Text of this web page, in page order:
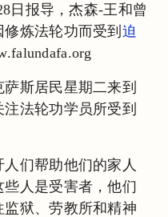
日报导，杰森-王和曾
炼法轮功而受到 迫
斯居民星期二来到
法轮功学员所受到
们帮助他们的家人
人是受害者，他们
监狱、劳教所和精神